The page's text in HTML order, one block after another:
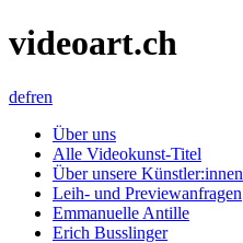
videoart.ch
defren
Über uns
Alle Videokunst-Titel
Über unsere Künstler:innen
Leih- und Previewanfragen
Emmanuelle Antille
Erich Busslinger